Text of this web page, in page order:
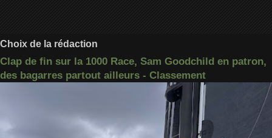
Choix de la rédaction
Clap de fin sur la 1000 Race, Sam Goodchild en patron,
des bagarres partout ailleurs - Classement